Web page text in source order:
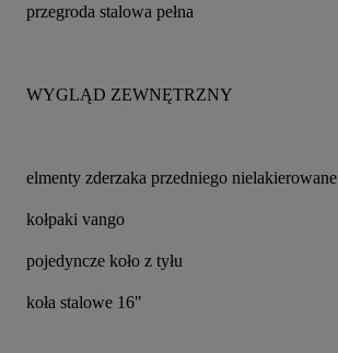
przegroda stalowa pełna
WYGLĄD ZEWNĘTRZNY
elmenty zderzaka przedniego nielakierowane
kołpaki vango
pojedyncze koło z tyłu
koła stalowe 16"